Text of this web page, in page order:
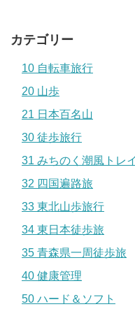
カテゴリー
10 自転車旅行
20 山歩
21 日本百名山
30 徒歩旅行
31 みちのく潮風トレ
32 四国遍路旅
33 東北山歩旅行
34 東日本徒歩旅
35 青森県一周徒歩旅
40 健康管理
50 ハード＆ソフト